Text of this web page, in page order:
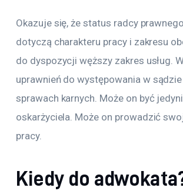
Okazuje się, że status radcy
dotyczą charakteru pracy i zakresu
do dyspozycji węższy zakres usług.
uprawnień do występowania w
sprawach karnych. Może on być
oskarżyciela. Może on prowadzić
pracy.
Kiedy do